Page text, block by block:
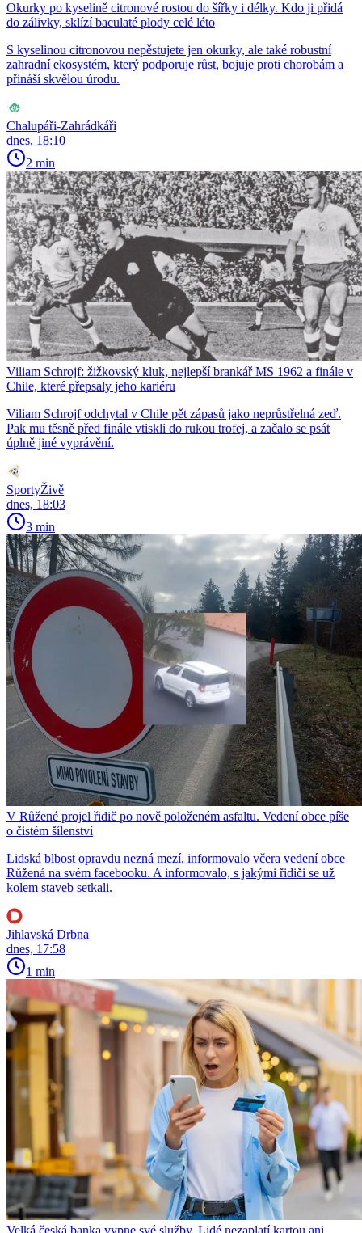
Okurky po kyselině citronové rostou do šířky i délky. Kdo ji přidá
do zálivky, sklízí baculaté plody celé léto
S kyselinou citronovou nepěstujete jen okurky, ale také robustní
zahradní ekosystém, který podporuje růst, bojuje proti chorobám a
přináší skvělou úrodu.
Chalupáři-Zahrádkáři
dnes, 18:10
2 min
Viliam Schrojf: žižkovský kluk, nejlepší brankář MS 1962 a finále v
Chile, které přepsaly jeho kariéru
Viliam Schrojf odchytal v Chile pět zápasů jako neprůstřelná zeď.
Pak mu těsně před finále vtiskli do rukou trofej, a začalo se psát
úplně jiné vyprávění.
SportyŽivě
dnes, 18:03
3 min
V Růžené projel řidič po nově položeném asfaltu. Vedení obce píše
o čistém šílenství
Lidská blbost opravdu nezná mezí, informovalo včera vedení obce
Růžená na svém facebooku. A informovalo, s jakými řidiči se už
kolem staveb setkali.
Jihlavská Drbna
dnes, 17:58
1 min